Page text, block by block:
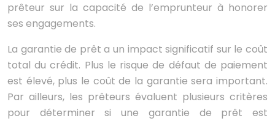
prêteur sur la capacité de l’emprunteur à honorer
ses engagements.
La garantie de prêt a un impact significatif sur le coût
total du crédit. Plus le risque de défaut de paiement
est élevé, plus le coût de la garantie sera important.
Par ailleurs, les prêteurs évaluent plusieurs critères
pour déterminer si une garantie de prêt est